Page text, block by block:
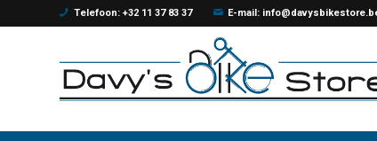
Telefoon: +32 11 37 83 37 E-mail: